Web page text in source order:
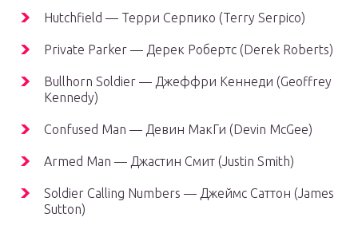
Hutchfield — Терри Серпико (Terry Serpico)
Private Parker — Дерек Робертс (Derek Roberts)
Bullhorn Soldier — Джеффри Кеннеди (Geoffrey
Kennedy)
Confused Man — Девин МакГи (Devin McGee)
Armed Man — Джастин Смит (Justin Smith)
Soldier Calling Numbers — Джеймс Саттон (James
Sutton)